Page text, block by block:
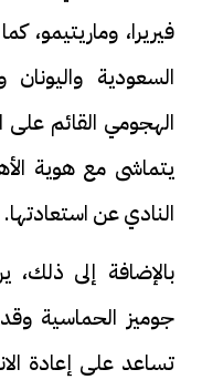
فيريرا،
السعودية
الهجومي القائم على
يتماشى مع هوية
النادي عن استعادتها.
بالإضافة إلى
جوميز الحماسية
تساعد على إعادة